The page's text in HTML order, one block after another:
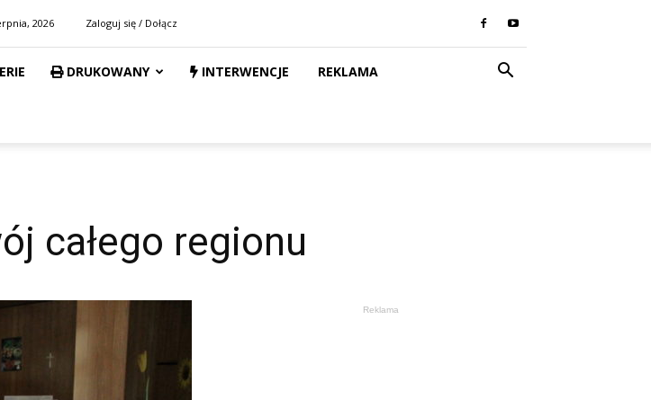
2026 Zaloguj się / Dołącz
DRUKOWANY INTERWENCJE REKLAMA
całego regionu
Reklama